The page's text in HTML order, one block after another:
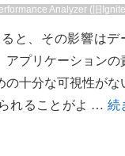
Analyzer (旧
と、その影響はデ
アプリケーションの
の十分な可視性がな
れることがよ … 続